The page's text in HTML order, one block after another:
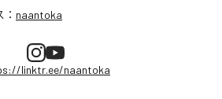
naantoka
linktr.ee/naantoka